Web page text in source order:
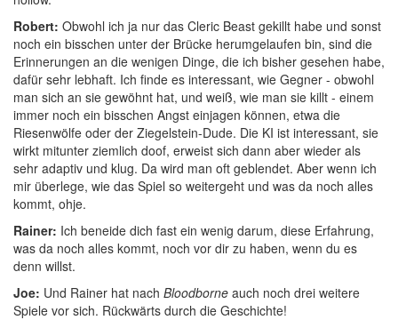
Robert: Obwohl ich ja nur das Cleric Beast gekillt habe und sonst
noch ein bisschen unter der Brücke herumgelaufen bin, sind die
Erinnerungen an die wenigen Dinge, die ich bisher gesehen habe,
dafür sehr lebhaft. Ich finde es interessant, wie Gegner - obwohl
man sich an sie gewöhnt hat, und weiß, wie man sie killt - einem
immer noch ein bisschen Angst einjagen können, etwa die
Riesenwölfe oder der Ziegelstein-Dude. Die KI ist interessant, sie
wirkt mitunter ziemlich doof, erweist sich dann aber wieder als
sehr adaptiv und klug. Da wird man oft geblendet. Aber wenn ich
mir überlege, wie das Spiel so weitergeht und was da noch alles
kommt, ohje.
Rainer: Ich beneide dich fast ein wenig darum, diese Erfahrung,
was da noch alles kommt, noch vor dir zu haben, wenn du es
denn willst.
Joe: Und Rainer hat nach Bloodborne auch noch drei weitere
Spiele vor sich. Rückwärts durch die Geschichte!